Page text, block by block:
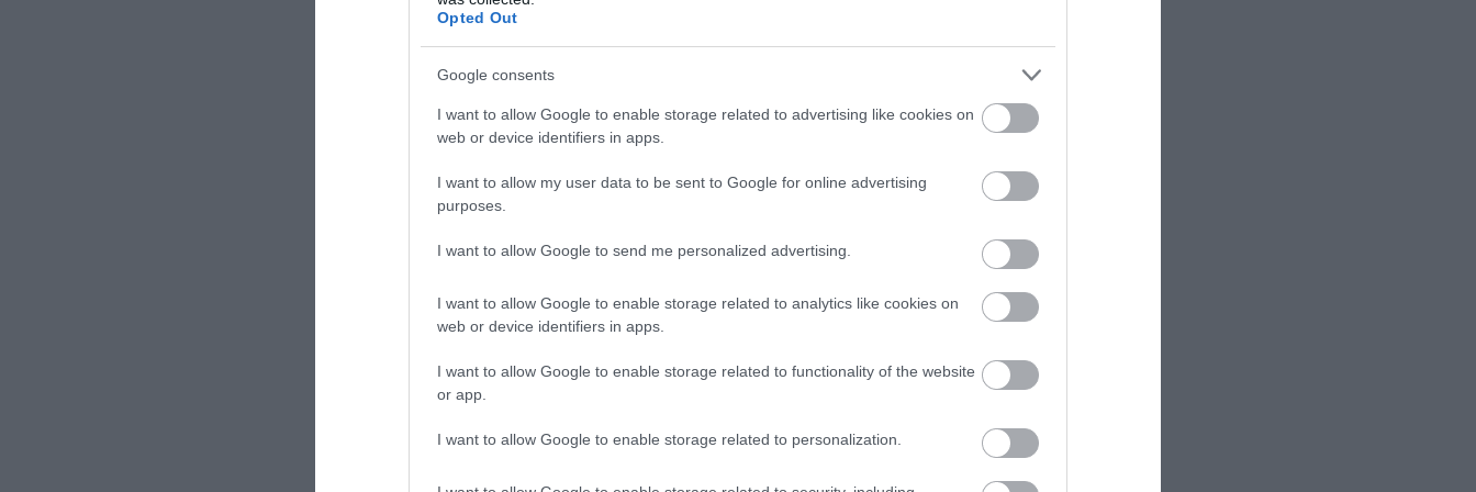
Opted Out
Google consents
I want to allow Google to enable storage related to advertising like cookies on
web or device identifiers in apps.
I want to allow my user data to be sent to Google for online advertising
purposes.
I want to allow Google to send me personalized advertising.
I want to allow Google to enable storage related to analytics like cookies on
web or device identifiers in apps.
I want to allow Google to enable storage related to functionality of the website
or app.
I want to allow Google to enable storage related to personalization.
TAGS: ΗΠΑ ΚΙΝΑ
Δείτε μας ζωντανά στοYouTube,Twitch,X,Telegram